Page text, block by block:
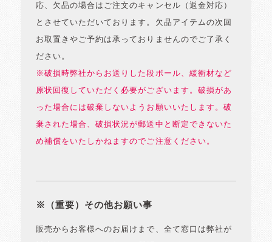
応、欠品の場合はご注文のキャンセル（返金対応）
とさせていただいております。欠品アイテムの次回
お取置きやご予約は承っておりませんのでご了承く
ださい。
※破損時弊社からお送りした段ボール、緩衝材など
原状回復していただく必要がございます。破損があ
った場合には破棄しないようお願いいたします。破
棄された場合、破損状況が郵送中と断定できないた
め補償をいたしかねますのでご注意ください。
※（重要）その他お願い事
販売からお客様へのお届けまで、全て窓口は弊社が